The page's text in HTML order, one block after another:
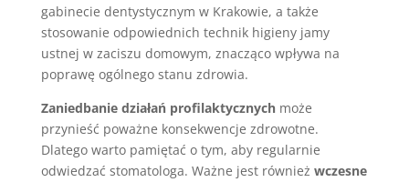
gabinecie dentystycznym w Krakowie, a także
stosowanie odpowiednich technik higieny jamy
ustnej w zaciszu domowym, znacząco wpływa na
poprawę ogólnego stanu zdrowia.
Zaniedbanie działań profilaktycznychmoże
przynieść poważne konsekwencje zdrowotne.
Dlatego warto pamiętać o tym, aby regularnie
odwiedzać stomatologa. Ważne jest również wczesne